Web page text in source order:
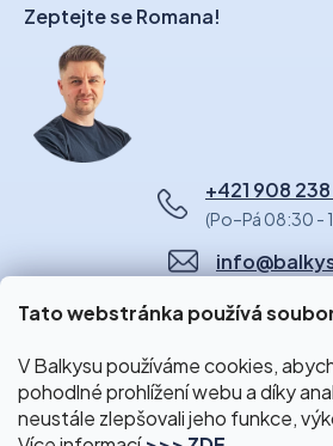
Tato webstránka používá
V Balkysu používáme cookies,
pohodlné prohlížení webu a díky
neustále zlepšovali jeho funkce,
Zeptejte se Romana!
+421 908
(Po–Pá 08:30 -